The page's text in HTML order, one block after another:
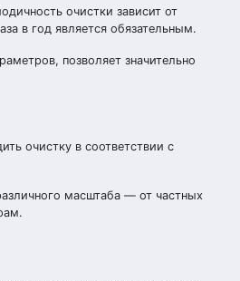
очистки зависит от
в год является обязательным.
позволяет значительно
очистку в соответствии с
масштаба — от частных